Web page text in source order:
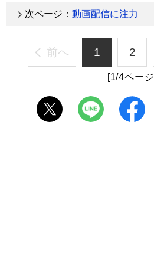
次ページ： 動画配信に注力
前へ 1 2
[1/4ページ]